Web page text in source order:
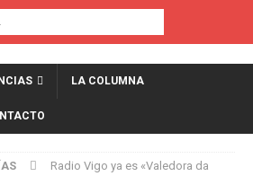
LA COLUMNA
Radio Vigo ya es «Valedora da